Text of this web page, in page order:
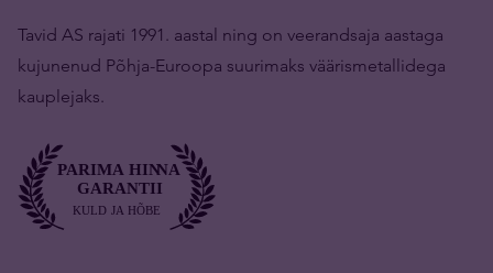
Tavid AS rajati 1991. aastal ning on veerandsaja aastaga
kujunenud Põhja-Euroopa suurimaks väärismetallidega
kauplejaks.